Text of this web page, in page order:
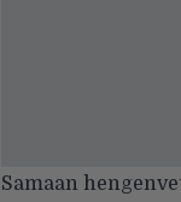
Samaan